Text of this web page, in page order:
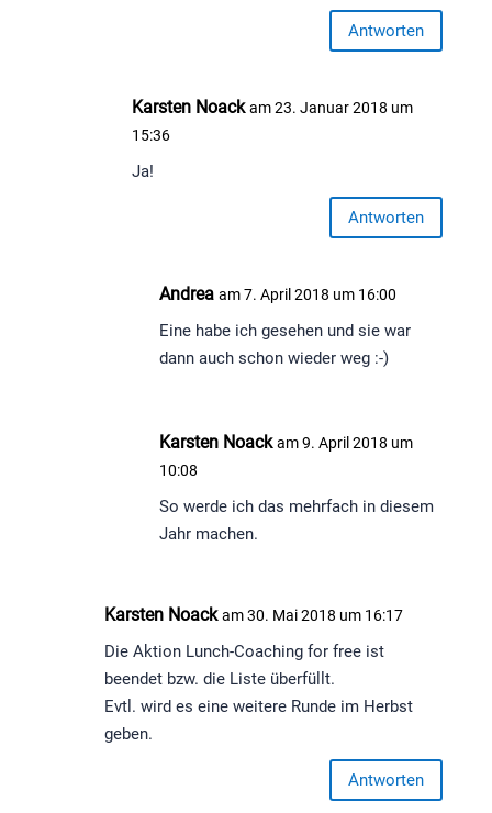
Antworten
Karsten Noack am 23. Januar 2018 um
15:36
Ja!
Antworten
Andrea am 7. April 2018 um 16:00
Eine habe ich gesehen und sie war
dann auch schon wieder weg :-)
Karsten Noack am 9. April 2018 um
10:08
So werde ich das mehrfach in diesem
Jahr machen.
Karsten Noack am 30. Mai 2018 um 16:17
Die Aktion Lunch-Coaching for free ist
beendet bzw. die Liste überfüllt.
Evtl. wird es eine weitere Runde im Herbst
geben.
Antworten